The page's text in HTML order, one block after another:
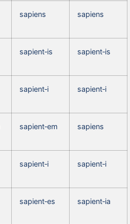
sapiens sapiens
sapient‑is sapient‑is
sapient‑i sapient‑i
sapient‑em sapiens
sapient‑i sapient‑i
sapient‑es sapient‑ia